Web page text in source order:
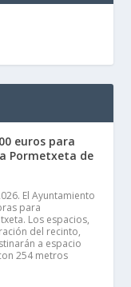
euros para
Pormetxeta de
El Ayuntamiento
para
Los espacios,
del recinto,
a espacio
254 metros